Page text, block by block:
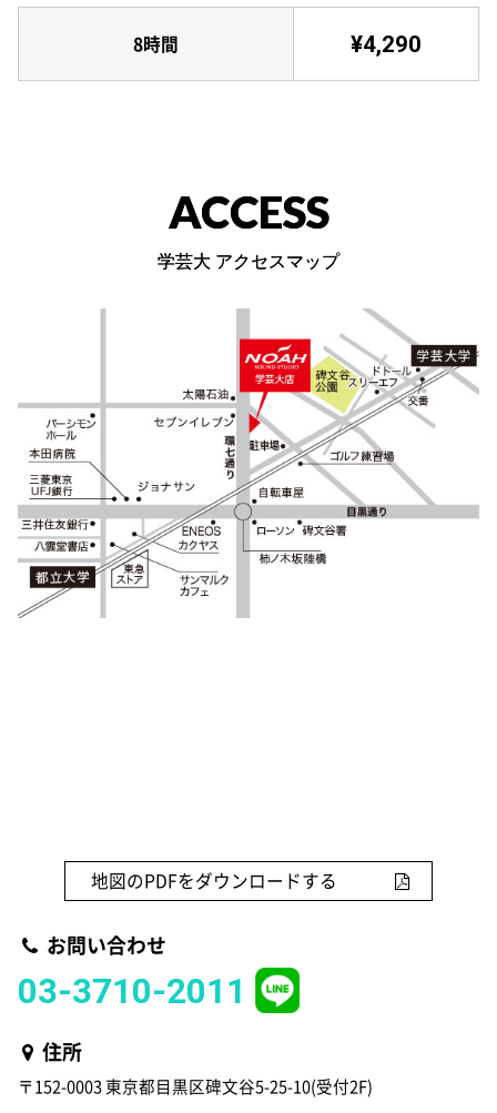
8時間 ¥4,290
ACCESS
学芸大 アクセスマップ
地図のPDFをダウンロードする
お問い合わせ
03-3710-2011
住所
〒152-0003 東京都目黒区碑文谷5-25-10(受付2F)